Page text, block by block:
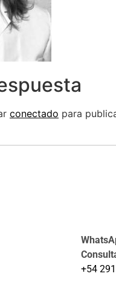
conectado para
+54